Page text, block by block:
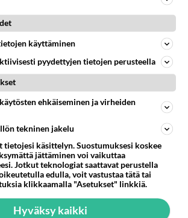
Kommentoi
Kommentoi
käyttäminen
pyydettyjen tietojen perusteella
ehkäiseminen ja virheiden
tekninen jakelu
tietojesi käsittelyn. Suostumuksesi koskee
jättäminen voi vaikuttaa
Jotkut teknologiat saattavat perustella
edulla, voit vastustaa tätä tai
klikkaamalla "Asetukset" linkkiä.
Hyväksy kaikki